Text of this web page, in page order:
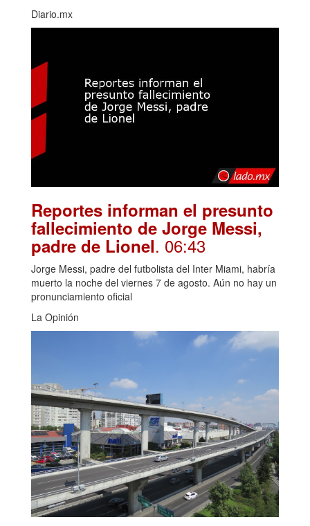
Diario.mx
Reportes informan el presunto
fallecimiento de Jorge Messi,
padre de Lionel. 06:43
Jorge Messi, padre del futbolista del Inter Miami, habría
muerto la noche del viernes 7 de agosto. Aún no hay un
pronunciamiento oficial
La Opinión